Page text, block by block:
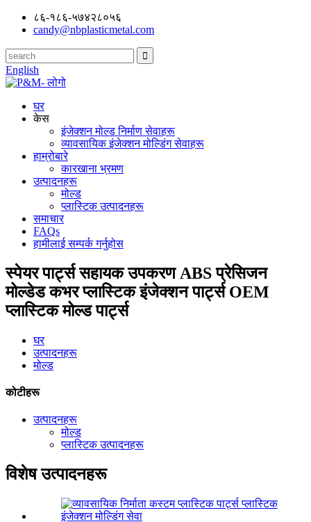
८६-१८६-५७४२८०५६
candy@nbplasticmetal.com
English
घर
केस
इंजेक्शन मोल्ड निर्माण सेवाहरू
व्यावसायिक इंजेक्शन मोल्डिंग सेवाहरू
हाम्रोबारे
कारखाना भ्रमण
उत्पादनहरू
मोल्ड
प्लास्टिक उत्पादनहरू
समाचार
FAQs
हामीलाई सम्पर्क गर्नुहोस
स्पेयर पार्ट्स सहायक उपकरण ABS प्रेसिजन
मोल्डेड कभर प्लास्टिक इंजेक्शन पार्ट्स OEM
प्लास्टिक मोल्ड पार्ट्स
घर
उत्पादनहरू
मोल्ड
कोटीहरू
उत्पादनहरू
मोल्ड
प्लास्टिक उत्पादनहरू
विशेष उत्पादनहरू